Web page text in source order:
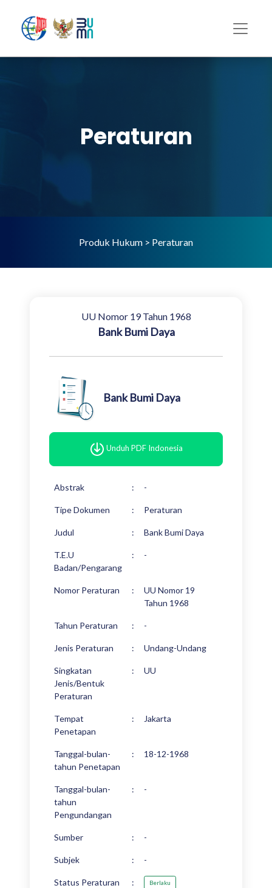
Peraturan
Produk Hukum > Peraturan
UU Nomor 19 Tahun 1968
Bank Bumi Daya
Bank Bumi Daya
Unduh PDF Indonesia
Abstrak : -
Tipe Dokumen : Peraturan
Judul : Bank Bumi Daya
T.E.U
Badan/Pengarang
: -
Nomor Peraturan :
UU Nomor 19
Tahun 1968
Tahun Peraturan : -
Jenis Peraturan : Undang-Undang
Singkatan
Jenis/Bentuk
Peraturan
: UU
Tempat
Penetapan
: Jakarta
Tanggal-bulan-
tahun Penetapan
: 18-12-1968
Tanggal-bulan-
tahun
Pengundangan
: -
Sumber : -
Subjek : -
Status Peraturan : Berlaku